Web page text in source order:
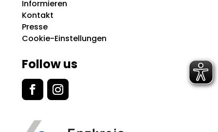
Informieren
Kontakt
Presse
Cookie-Einstellungen
Follow us